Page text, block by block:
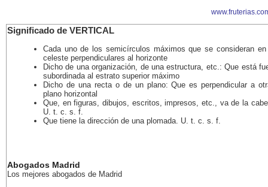
Significado de VERTICAL
Cada uno de los semicírculos máximos que se consideran
celeste perpendiculares al horizonte
Dicho de una organización, de una estructura, etc.: Que está
subordinada al estrato superior máximo
Dicho de una recta o de un plano: Que es perpendicular a
plano horizontal
Que, en figuras, dibujos, escritos, impresos, etc., va de la
U. t. c. s. f.
Que tiene la dirección de una plomada. U. t. c. s. f.
Abogados Madrid
Los mejores abogados de Madrid